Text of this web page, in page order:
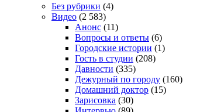
Без рубрики (4)
Видео (2 583)
Анонс (11)
Вопросы и ответы (6)
Городские истории (1)
Гость в студии (208)
Давности (335)
Дежурный по городу (160)
Домашний доктор (15)
Зарисовка (30)